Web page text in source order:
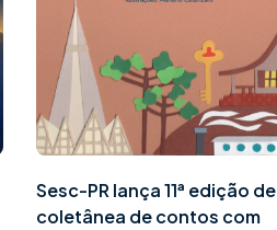
Sesc-PR lança 11ª edição de
coletânea de contos com